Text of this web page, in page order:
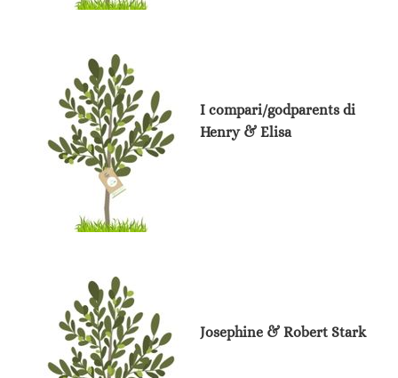
I compari/godparents di
Henry & Elisa
Josephine & Robert Stark